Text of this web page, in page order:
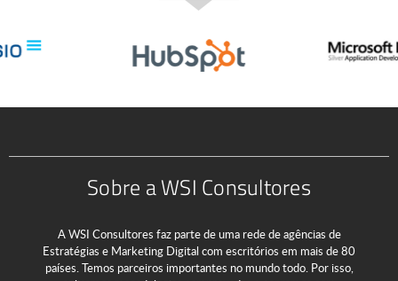
Sobre a WSI Consultores
A WSI Consultores faz parte de uma rede de agências de
Estratégias e Marketing Digital com escritórios em mais de 80
países. Temos parceiros importantes no mundo todo. Por isso,